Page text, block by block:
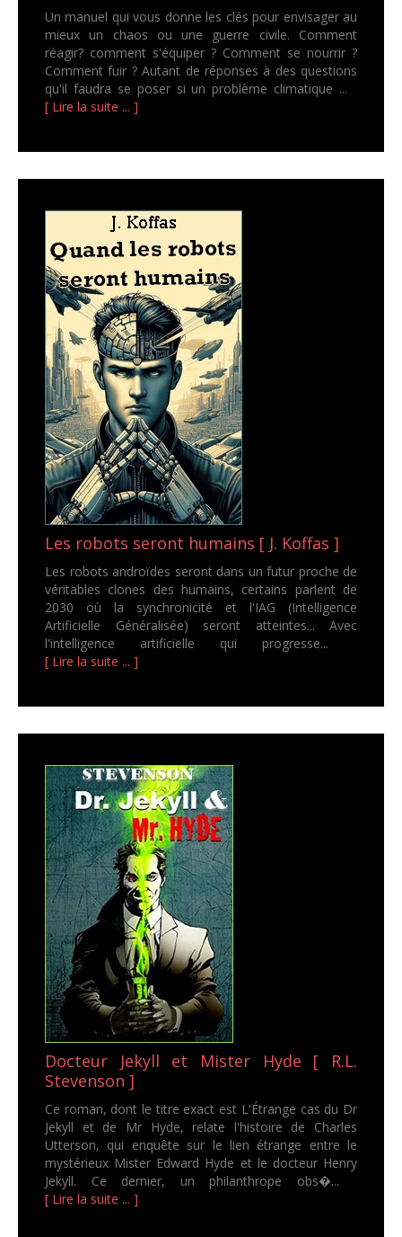
Un manuel qui vous donne les clés pour envisager au
mieux un chaos ou une guerre civile. Comment
réagir? comment s'équiper ? Comment se nourrir ?
Comment fuir ? Autant de réponses à des questions
qu'il faudra se poser si un problème climatique ...
[ Lire la suite ... ]
Les robots seront humains [ J. Koffas ]
Les robots androïdes seront dans un futur proche de
véritables clones des humains, certains parlent de
2030 où la synchronicité et l'IAG (Intelligence
Artificielle Généralisée) seront atteintes... Avec
l'intelligence artificielle qui progresse...
[ Lire la suite ... ]
Docteur Jekyll et Mister Hyde [ R.L.
Stevenson ]
Ce roman, dont le titre exact est L'Étrange cas du Dr
Jekyll et de Mr Hyde, relate l'histoire de Charles
Utterson, qui enquête sur le lien étrange entre le
mystérieux Mister Edward Hyde et le docteur Henry
Jekyll. Ce dernier, un philanthrope obs�...
[ Lire la suite ... ]